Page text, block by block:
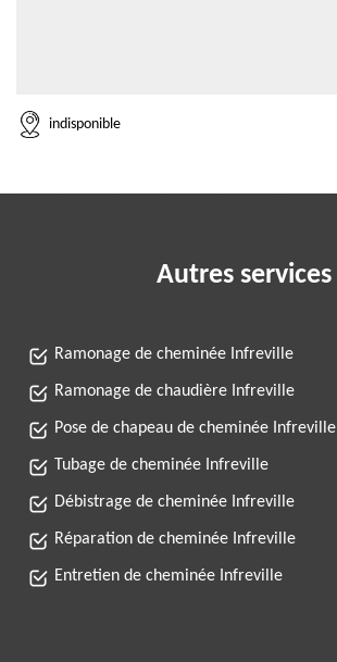
indisponible
Autres services
Ramonage de cheminée Infreville
Ramonage de chaudière Infreville
Pose de chapeau de cheminée Infreville
Tubage de cheminée Infreville
Débistrage de cheminée Infreville
Réparation de cheminée Infreville
Entretien de cheminée Infreville